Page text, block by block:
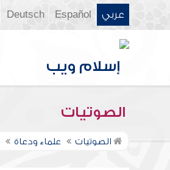
عربي Español
Deutsch
الصوتيات
الصوتيات علماء ودعاة